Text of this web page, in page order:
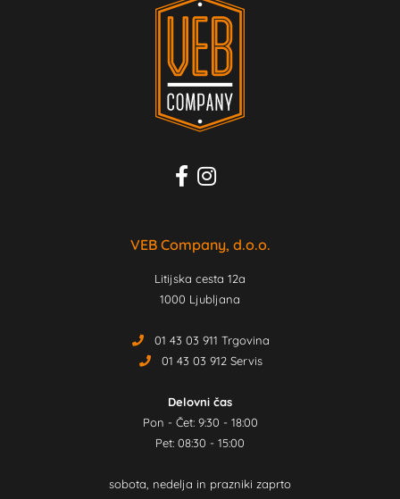
VEB Company, d.o.o.
Litijska cesta 12a
1000 Ljubljana
01 43 03 911 Trgovina
01 43 03 912 Servis
Delovni čas
Pon - Čet: 9:30 - 18:00
Pet: 08:30 - 15:00
sobota, nedelja in prazniki zaprto